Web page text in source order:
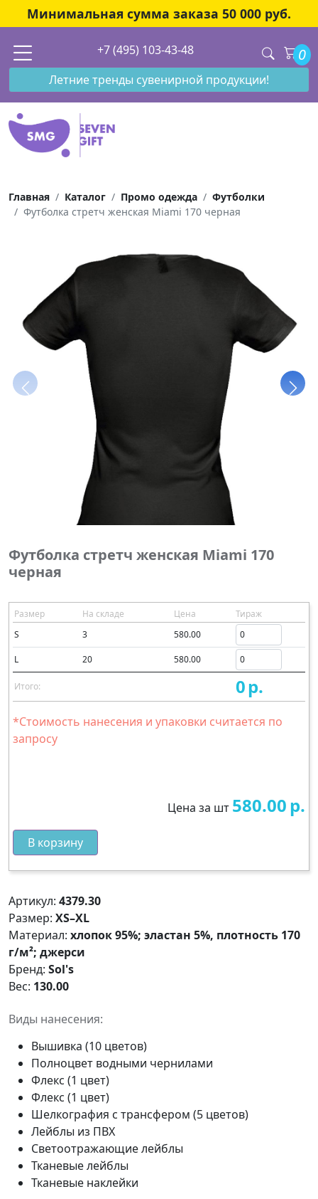
Минимальная сумма заказа 50 000 руб.
+7 (495) 103-43-48 0
Летние тренды сувенирной продукции!
Главная Каталог Промо одежда
Футболки
Футболка стретч женская Miami 170 черная
Футболка стретч женская Miami 170
черная
Размер На складе Цена
Тираж
S
3 580.00
L 20 580.00
Итого: 0р.
*Стоимость нанесения и упаковки считается по
запросу
Цена за шт 580.00р.
В корзину
Артикул: 4379.30
Размер: XS–XL
Материал: хлопок 95%; эластан 5%, плотность 170
г/м²; джерси
Бренд: Sol's
Вес: 130.00
Виды нанесения:
Вышивка (10 цветов)
Полноцвет водными чернилами
Флекс (1 цвет)
Флекс (1 цвет)
Шелкография с трансфером (5 цветов)
Лейблы из ПВХ
Светоотражающие лейблы
Тканевые лейблы
Тканевые наклейки